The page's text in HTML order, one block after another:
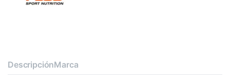
DescripciónMarca